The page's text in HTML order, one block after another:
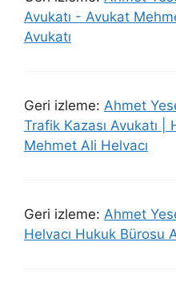
Avukatı - Avukat
Avukatı
Geri izleme: Ahmet
Trafik Kazası Avukatı |
Mehmet Ali Helvacı
Geri izleme: Ahmet
Helvacı Hukuk Bürosu